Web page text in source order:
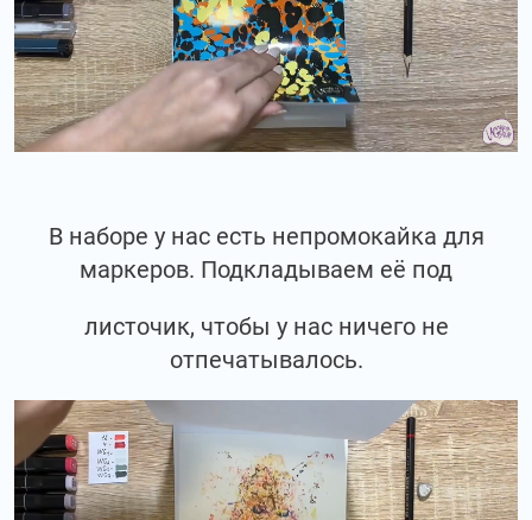
В наборе у нас есть непромокайка для
маркеров. Подкладываем её под
листочик, чтобы у нас ничего не
отпечатывалось.